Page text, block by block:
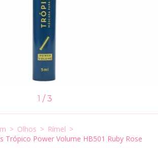
1 / 3
> Olhos > Rímel >
Trópico Power Volume HB501 Ruby Rose